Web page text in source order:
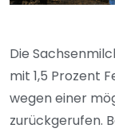
Die
mit 1,5 Prozent
wegen einer
zurückgerufen.